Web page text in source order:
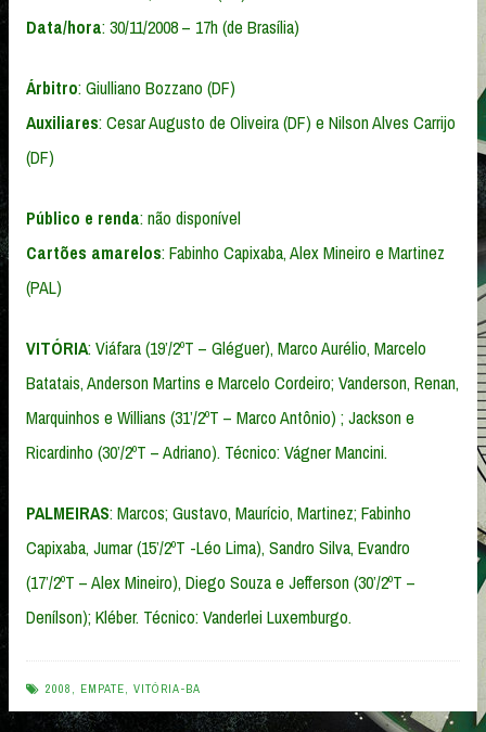
Data/hora: 30/11/2008 – 17h (de Brasília)
Árbitro: Giulliano Bozzano (DF)
Auxiliares: Cesar Augusto de Oliveira (DF) e Nilson Alves Carrijo
(DF)
Público e renda: não disponível
Cartões amarelos: Fabinho Capixaba, Alex Mineiro e Martinez
(PAL)
VITÓRIA: Viáfara (19’/2ºT – Gléguer), Marco Aurélio, Marcelo
Batatais, Anderson Martins e Marcelo Cordeiro; Vanderson, Renan,
Marquinhos e Willians (31’/2ºT – Marco Antônio) ; Jackson e
Ricardinho (30’/2ºT – Adriano). Técnico: Vágner Mancini.
PALMEIRAS: Marcos; Gustavo, Maurício, Martinez; Fabinho
Capixaba, Jumar (15’/2ºT -Léo Lima), Sandro Silva, Evandro
(17’/2ºT – Alex Mineiro), Diego Souza e Jefferson (30’/2ºT –
Denílson); Kléber. Técnico: Vanderlei Luxemburgo.
2008 , EMPATE, VITÓRIA-BA